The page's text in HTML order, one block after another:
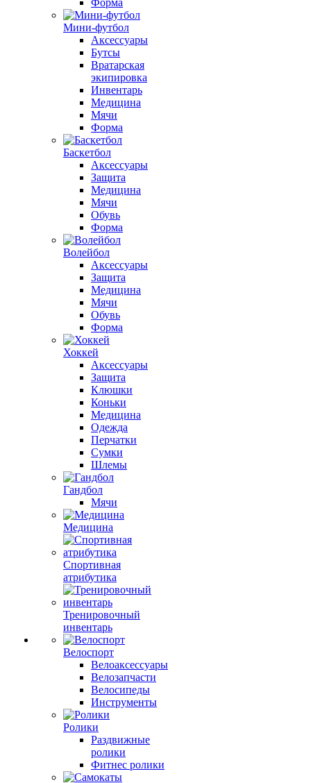
Форма
Мини-футбол
Аксессуары
Бутсы
Вратарская
экипировка
Инвентарь
Медицина
Мячи
Форма
Баскетбол
Аксессуары
Защита
Медицина
Мячи
Обувь
Форма
Волейбол
Аксессуары
Защита
Медицина
Мячи
Обувь
Форма
Хоккей
Аксессуары
Защита
Клюшки
Коньки
Медицина
Одежда
Перчатки
Сумки
Шлемы
Гандбол
Мячи
Медицина
Спортивная
атрибутика
Тренировочный
инвентарь
Велоспорт
Велоаксессуары
Велозапчасти
Велосипеды
Инструменты
Ролики
Раздвижные
ролики
Фитнес ролики